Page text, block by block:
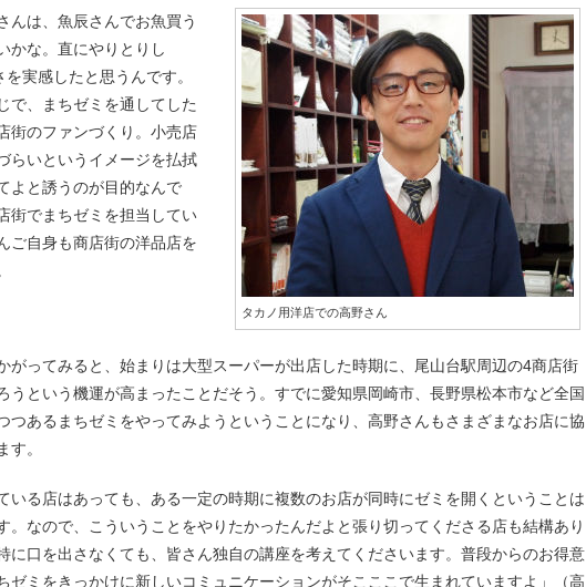
んは、魚辰さんでお魚買う
かな。直にやりとりし
を実感したと思うんです。
で、まちゼミを通してした
街のファンづくり。小売店
らいというイメージを払拭
よと誘うのが目的なんで
街でまちゼミを担当してい
ご自身も商店街の洋品店を
タカノ用洋店での高野さん
がってみると、始まりは大型スーパーが出店した時期に、尾山台駅周辺の4商店街
うという機運が高まったことだそう。すでに愛知県岡崎市、長野県松本市など全国
つあるまちゼミをやってみようということになり、高野さんもさまざまなお店に協
す。
いる店はあっても、ある一定の時期に複数のお店が同時にゼミを開くということは
。なので、こういうことをやりたかったんだよと張り切ってくださる店も結構あり
に口を出さなくても、皆さん独自の講座を考えてくださいます。普段からのお得意
ゼミをきっかけに新しいコミュニケーションがそこここで生まれていますよ」（高